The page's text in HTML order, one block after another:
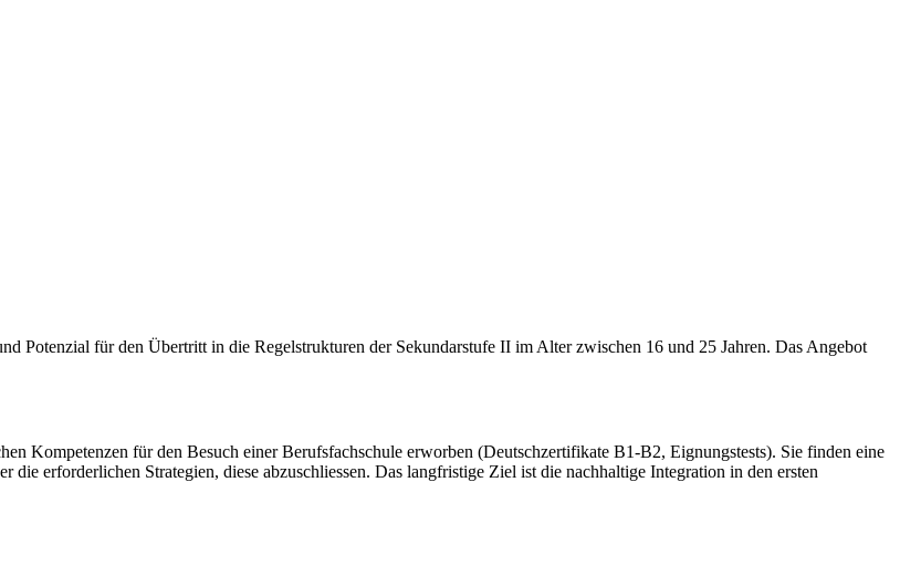
Potenzial für den Übertritt in die Regelstrukturen der Sekundarstufe II im Alter zwischen 16 und 25 Jahren. Das Angebot
Kompetenzen für den Besuch einer Berufsfachschule erworben (Deutschzertifikate B1-B2, Eignungstests). Sie finden eine
erforderlichen Strategien, diese abzuschliessen. Das langfristige Ziel ist die nachhaltige Integration in den ersten